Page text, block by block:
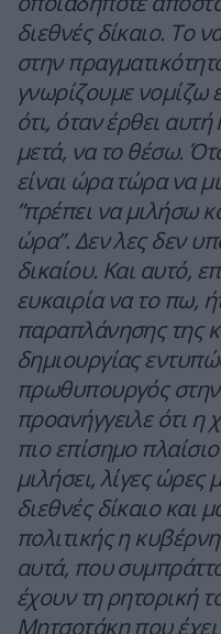
διεθνές δίκαιο. Το
στην
γνωρίζουμε νομίζω
ότι, όταν έρθει
μετά, να το θέσω.
είναι ώρα τώρα να
”πρέπει να μιλήσω
ώρα”. Δεν λες δεν
δικαίου. Και αυτό,
ευκαιρία να το πω,
παραπλάνησης της
δημιουργίας
πρωθυπουργός
προανήγγειλε ότι η
πιο επίσημο
μιλήσει, λίγες ώρες
διεθνές δίκαιο και
πολιτικής η
αυτά, που
έχουν τη ρητορική
Μητσοτάκη που